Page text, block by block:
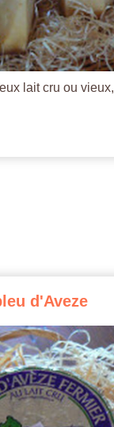
lait cru ou vieux,
d'Aveze